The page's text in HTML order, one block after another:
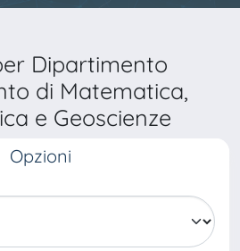
Dipartimento
di Matematica,
e Geoscienze
Opzioni